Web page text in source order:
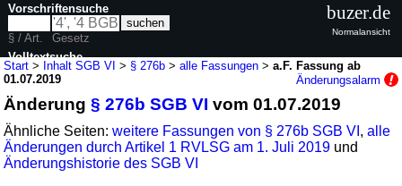
Start > Inhalt SGB VI > § 276b >alle Fassungen >a.F. Fassung ab
01.07.2019
Änderungsalarm
Änderung§ 276b SGB VI vom 01.07.2019
Ähnliche Seiten:weitere Fassungen von § 276b SGB VI ,alle
Änderungen durch Artikel 1 RVLSG am 1. Juli 2019 und
Änderungshistorie des SGB VI
Vorschriftensuche
§ / Art.
Gesetz
Volltextsuche
buzer.de
Normalansicht